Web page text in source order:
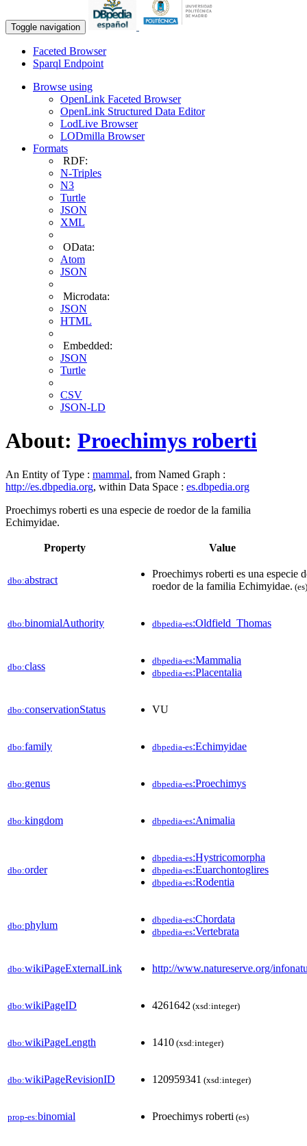
Toggle navigation
Faceted Browser
Sparql Endpoint
Browse using
OpenLink Faceted Browser
OpenLink Structured Data Editor
LodLive Browser
LODmilla Browser
Formats
RDF:
N-Triples
N3
Turtle
JSON
XML
OData:
Atom
JSON
Microdata:
JSON
HTML
Embedded:
JSON
Turtle
CSV
JSON-LD
About: Proechimys roberti
An Entity of Type : mammal, from Named Graph :
http://es.dbpedia.org, within Data Space : es.dbpedia.org
Proechimys roberti es una especie de roedor de la familia
Echimyidae.
Property Value
dbo:abstract
Proechimys roberti es una especie
roedor de la familia Echimyidae. (es)
dbo:binomialAuthority dbpedia-es:Oldfield_Thomas
dbo:class dbpedia-es:Mammalia
dbpedia-es:Placentalia
dbo:conservationStatus VU
dbo:family dbpedia-es:Echimyidae
dbo:genus dbpedia-es:Proechimys
dbo:kingdom dbpedia-es:Animalia
dbo:order
dbpedia-es:Hystricomorpha
dbpedia-es:Euarchontoglires
dbpedia-es:Rodentia
dbo:phylum dbpedia-es:Chordata
dbpedia-es:Vertebrata
dbo:wikiPageExternalLink http://www.natureserve.org/
dbo:wikiPageID 4261642 (xsd:integer)
dbo:wikiPageLength 1410 (xsd:integer)
dbo:wikiPageRevisionID 120959341 (xsd:integer)
prop-es:binomial Proechimys roberti (es)